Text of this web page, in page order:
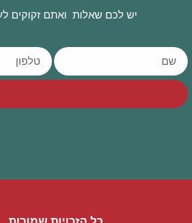
יש לכם שאלות ואתם זקוקים